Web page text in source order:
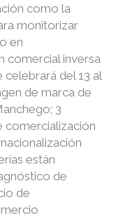
como la
monitorizar
en
comercial inversa
del 13 al
de marca de
3
comercialización
están
de
de